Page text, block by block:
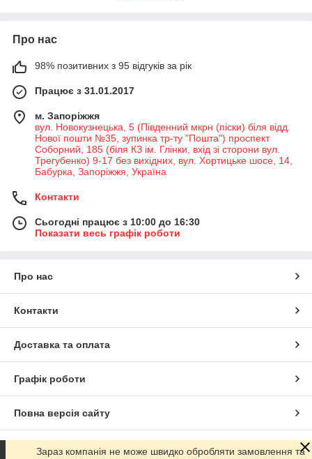
Про нас
98% позитивних з 95 відгуків за рік
Працює з 31.01.2017
м. Запоріжжя
вул. Новокузнецька, 5 (Південний мкрн (піски) біля відд.
Нової пошти №35, зупинка тр-ту "Пошта") проспект
Соборний, 185 (біля КЗ ім. Глінки, вхід зі сторони вул.
Трегубенко) 9-17 без вихідних, вул. Хортицьке шосе, 14,
Бабурка, Запоріжжя, Україна
Контакти
Сьогодні працює з 10:00 до 16:30
Показати весь графік роботи
Про нас
Контакти
Доставка та оплата
Графік роботи
Повна версія сайту
Сайт створено на маркетплейсі Prom.ua
Зараз компанія не може швидко обробляти замовлення та